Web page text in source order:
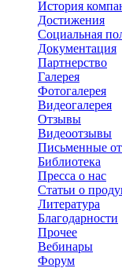
История
Достижения
Социальная
Документация
Партнерство
Галерея
Фотогалерея
Видеогалерея
Отзывы
Видеоотзывы
Письменные
Библиотека
Пресса о нас
Статьи о
Литература
Благодарности
Прочее
Вебинары
Форум